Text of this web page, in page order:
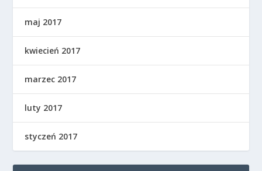
maj 2017
kwiecień 2017
marzec 2017
luty 2017
styczeń 2017